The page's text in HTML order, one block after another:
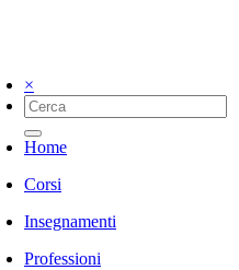
×
Home
Corsi
Insegnamenti
Professioni